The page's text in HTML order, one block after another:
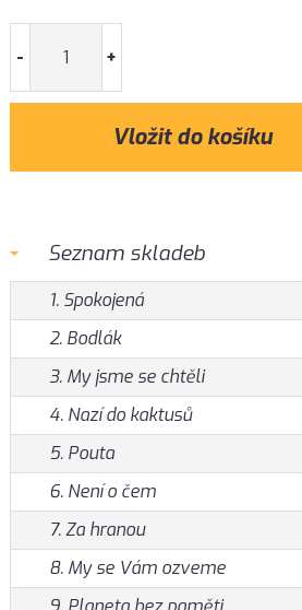
- +
Seznam skladeb
1. Spokojená
2. Bodlák
3. My jsme se chtěli
4. Nazí do kaktusů
5. Pouta
6. Není o čem
7. Za hranou
8. My se Vám ozveme